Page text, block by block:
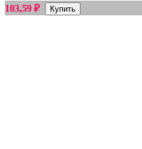
103,59 ₽